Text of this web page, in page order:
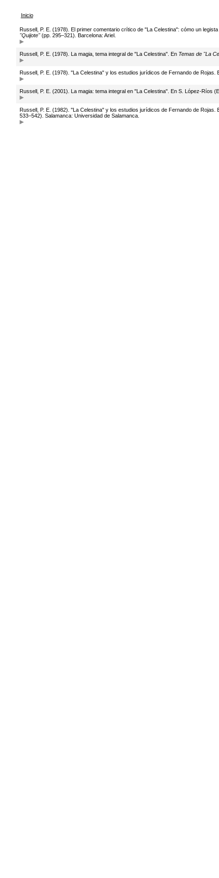
Inicio
Russell, P. E. (1978). El primer comentario crítico de "La Celestina": cómo un
"Quijote"(pp. 295–321). Barcelona: Ariel.
Russell, P. E. (1978). La magia, tema integral de "La Celestina". En Temas de "La
Russell, P. E. (1978). "La Celestina" y los estudios jurídicos de Fernando de Rojas.
Russell, P. E. (2001). La magia: tema integral en "La Celestina". En S. López-Ríos
Russell, P. E. (1982). "La Celestina" y los estudios jurídicos de Fernando de Rojas.
533–542). Salamanca: Universidad de Salamanca.